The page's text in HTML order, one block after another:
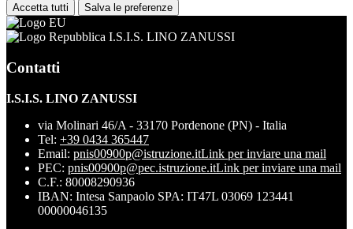
Accetta tutti Salva le preferenze
I.S.I.S. LINO ZANUSSI
Contatti
I.S.I.S. LINO ZANUSSI
via Molinari 46/A - 33170 Pordenone (PN) - Italia
Tel: +39 0434 365447
Email: pnis00900p@istruzione.itLink per inviare una mail
PEC: pnis00900p@pec.istruzione.itLink per inviare una mail
C.F.: 80008290936
IBAN: Intesa Sanpaolo SPA: IT47L 03069 123441
00000046135